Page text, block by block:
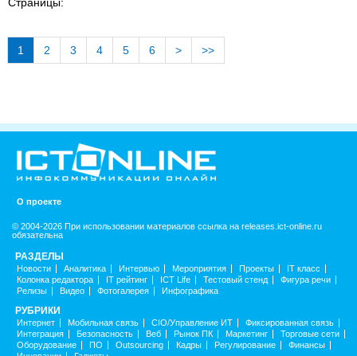
1 2 3 4 5 6 > >>
О проекте
© 2004-2026 При использовании материалов ссылка на releases.ict-online.ru
обязательна
РАЗДЕЛЫ
Новости Аналитика Интервью Мероприятия Проекты
IT класс
Колонка редактора
IT рейтинг ICT Life Тестовый стенд
Фигура речи
Релизы
Видео Фотогалерея Инфографика
РУБРИКИ
Интернет Мобильная связь CIO/Управление ИТ
Фиксированная связь
Интеграция
Безопасность Веб Рынок ПК Маркетинг
Торговые сети
Оборудование
ПО Outsourcing Кадры Регулирование
Финансы